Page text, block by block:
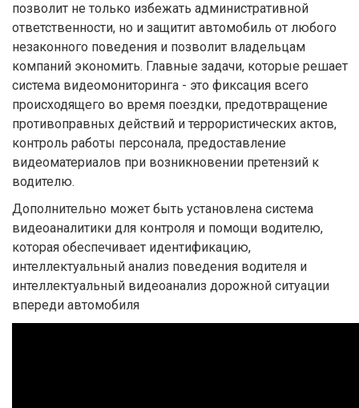
позволит не только избежать административной
ответственности, но и защитит автомобиль от любого
незаконного поведения и позволит владельцам
компаний экономить. Главные задачи, которые решает
система видеомониторинга - это фиксация всего
происходящего во время поездки, предотвращение
противоправных действий и террористических актов,
контроль работы персонала, предоставление
видеоматериалов при возникновении претензий к
водителю.
Дополнительно может быть установлена система
видеоаналитики для контроля и помощи водителю,
которая обеспечивает идентификацию,
интеллектуальный анализ поведения водителя и
интеллектуальный видеоанализ дорожной ситуации
впереди автомобиля